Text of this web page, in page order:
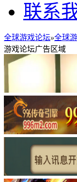
联系
全球游戏论坛»全球
游戏论坛广告区域